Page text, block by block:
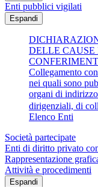
Enti pubblici vigilati
Espandi
DELLE
Collegamento
nei quali sono
organi di
dirigenziali, di
Elenco Enti
Società partecipate
Enti di diritto privato
Rappresentazione
Attività e procedimenti
Espandi